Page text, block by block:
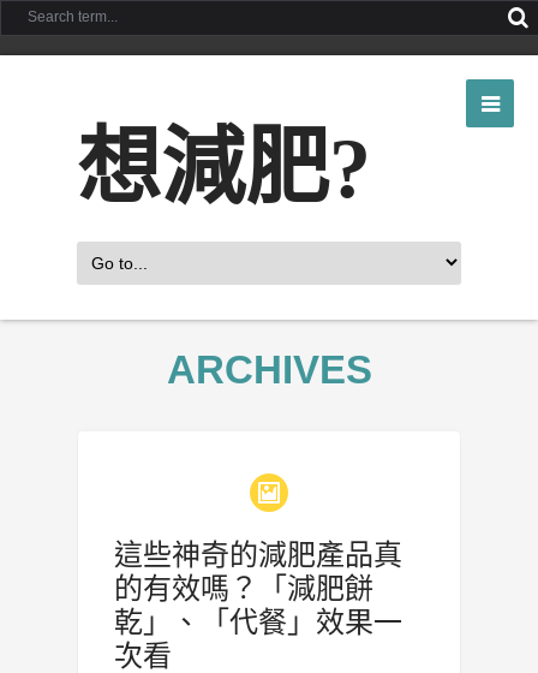
想減肥?
ARCHIVES
這些神奇的減肥產品真
的有效嗎？「減肥餅
乾」、「代餐」效果一
次看